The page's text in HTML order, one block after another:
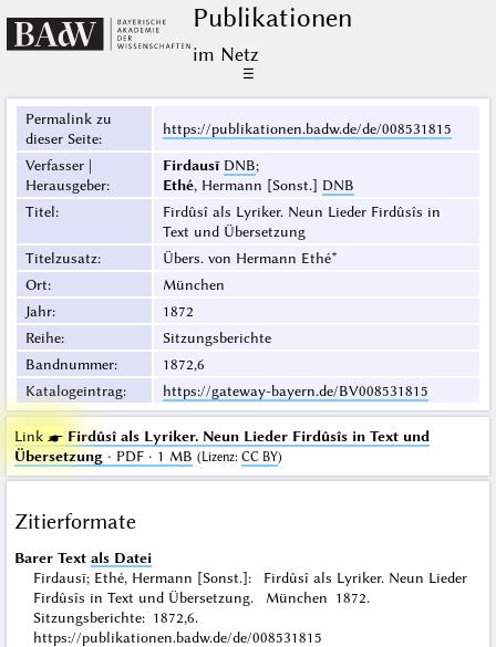
Publikationen
im Netz
☰
Permalink zu
dieser Seite:
https://publikationen.badw.de/de/008531815
Verfasser |
Herausgeber:
Firdausī DNB;
Ethé, Hermann [Sonst.] DNB
Titel:
Firdûsî als Lyriker. Neun Lieder Firdûsîs in
Text und Übersetzung
Titelzusatz:
Übers. von Hermann Ethé*
Ort:
München
Jahr:
1872
Reihe:
Sitzungsberichte
Bandnummer:
1872,6
Katalogeintrag: https://gateway-bayern.de/BV008531815
Link ☛ Firdûsî als Lyriker. Neun Lieder Firdûsîs in Text und
Übersetzung· PDF · 1 MB (Lizenz: CC BY)
Zitierformate
Barer Text als Datei
Firdausī; Ethé, Hermann [Sonst.]: Firdûsî als Lyriker. Neun Lieder
Firdûsîs in Text und Übersetzung. München 1872.
Sitzungsberichte: 1872,6.
https://publikationen.badw.de/de/008531815